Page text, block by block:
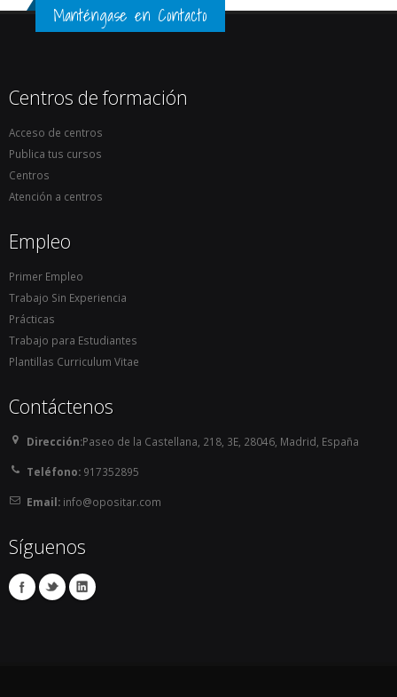
Manténgase en Contacto
Centros de formación
Acceso de centros
Publica tus cursos
Centros
Atención a centros
Empleo
Primer Empleo
Trabajo Sin Experiencia
Prácticas
Trabajo para Estudiantes
Plantillas Curriculum Vitae
Contáctenos
Dirección:Paseo de la Castellana, 218, 3E, 28046, Madrid, España
Teléfono: 917352895
Email:info@opositar.com
Síguenos